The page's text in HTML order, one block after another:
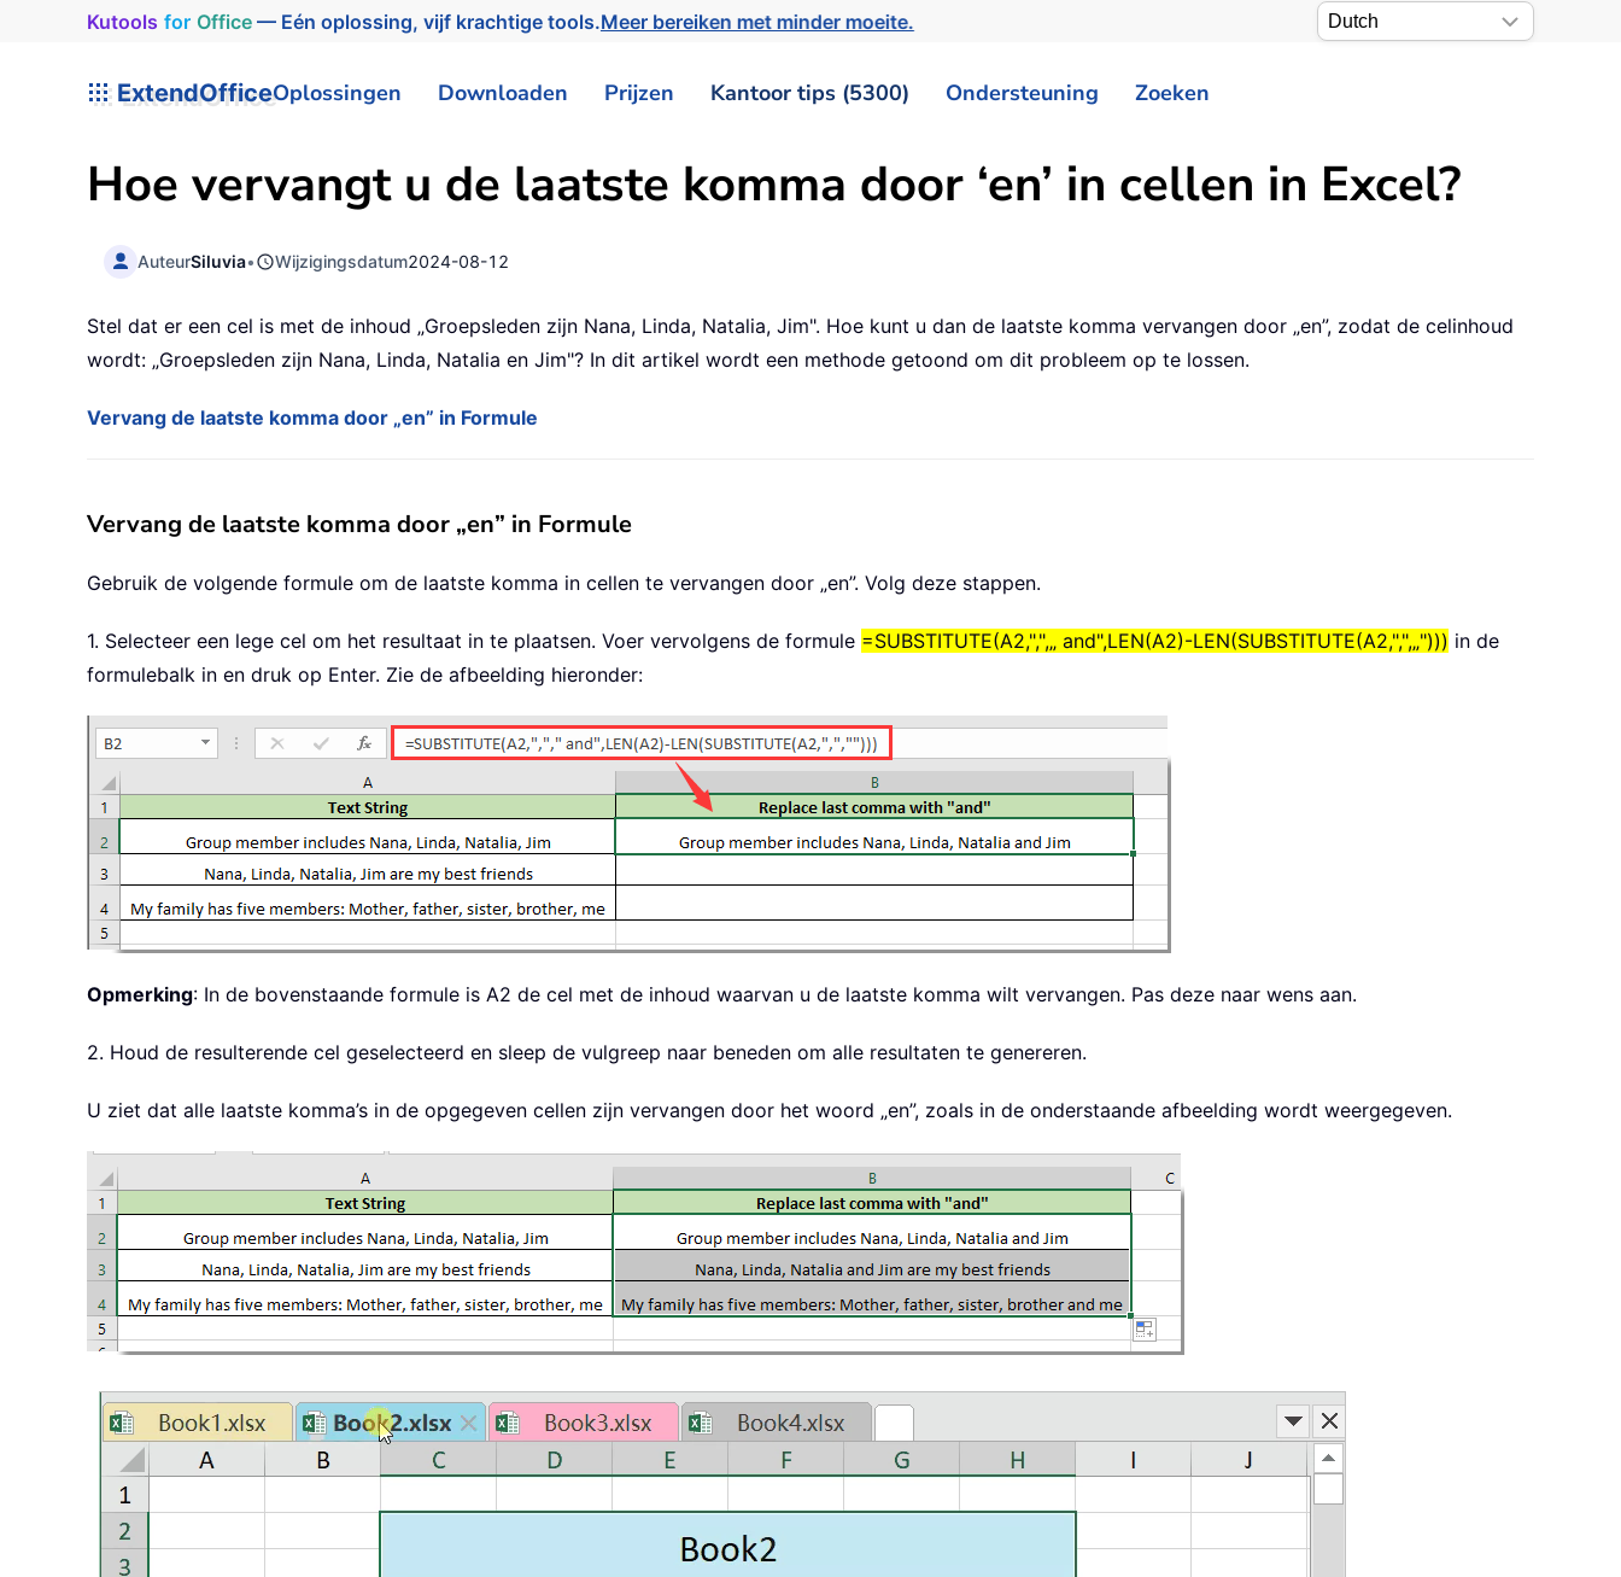
Kutools for Office— Eén oplossing, vijf krachtige tools.Meer bereiken met minder moeite.
ExtendOfficeOplossingen Downloaden Prijzen Kantoor tips (5300) Ondersteuning Zoeken
Hoe vervangt u de laatste komma door ‘en’ in cellen in Excel?
AuteurSiluvia• Wijzigingsdatum2024-08-12
Stel dat er een cel is met de inhoud „Groepsleden zijn Nana, Linda, Natalia, Jim". Hoe kunt u dan de laatste komma vervangen door „en”, zodat de celinhoud
wordt: „Groepsleden zijn Nana, Linda, Natalia en Jim"? In dit artikel wordt een methode getoond om dit probleem op te lossen.
Vervang de laatste komma door „en” in Formule
Vervang de laatste komma door „en” in Formule
Gebruik de volgende formule om de laatste komma in cellen te vervangen door „en”. Volg deze stappen.
1. Selecteer een lege cel om het resultaat in te plaatsen. Voer vervolgens de formule =SUBSTITUTE(A2,",",„ and",LEN(A2)-LEN(SUBSTITUTE(A2,",",„"))) in de
formulebalk in en druk op Enter. Zie de afbeelding hieronder:
Opmerking: In de bovenstaande formule is A2 de cel met de inhoud waarvan u de laatste komma wilt vervangen. Pas deze naar wens aan.
2. Houd de resulterende cel geselecteerd en sleep de vulgreep naar beneden om alle resultaten te genereren.
U ziet dat alle laatste komma’s in de opgegeven cellen zijn vervangen door het woord „en”, zoals in de onderstaande afbeelding wordt weergegeven.